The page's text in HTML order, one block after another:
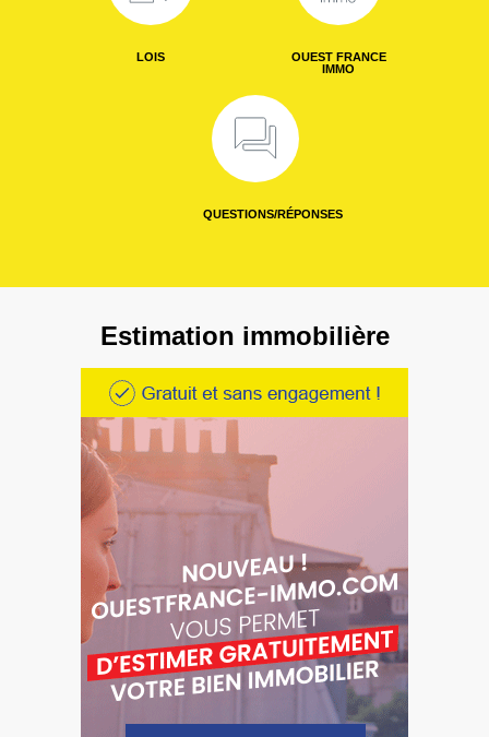
LOIS
OUEST FRANCE
IMMO
QUESTIONS/RÉPONSES
Estimation immobilière